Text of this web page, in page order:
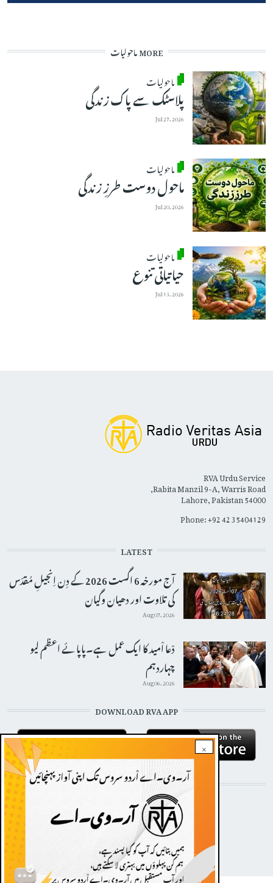
MORE ماحولیات
ماحولیات
پلاسٹک سے پاک زندگی
Jul 27, 2026
ماحولیات
ماحول دوست طرزِ زندگی
Jul 20, 2026
ماحولیات
حیاتیاتی تنوع
Jul 13, 2026
×
RVA Urdu Service
Rabita Manzil 9-A, Warris Road,
Lahore, Pakistan 54000
Phone: +92 42 35404129
LATEST
آج مورخہ 6 اگست 2026 کے دِن اِنجیلِ مُقدّس
کی تلاوت اور دھیان وگیان
Aug 07, 2026
دْعا اْمید کا ایک عمل ہے۔پاپائے اعظم لیو
چہاردہم
Aug 06, 2026
DOWNLOAD RVA APP
STAY CONNECTED WITH US!